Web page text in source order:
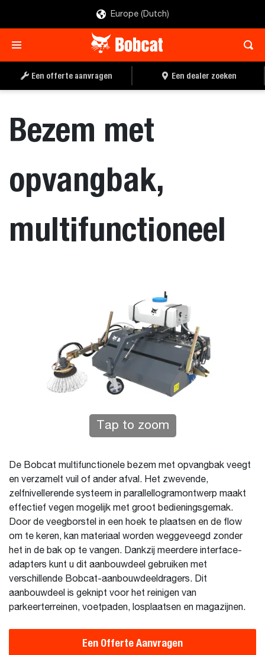
Europe (Dutch)
Een offerte aanvragen Een dealer zoeken
Bezem met
opvangbak,
multifunctioneel
Tap to zoom
De Bobcat multifunctionele bezem met opvangbak veegt
en verzamelt vuil of ander afval. Het zwevende,
zelfnivellerende systeem in parallellogramontwerp maakt
effectief vegen mogelijk met groot bedieningsgemak.
Door de veegborstel in een hoek te plaatsen en de flow
om te keren, kan materiaal worden weggeveegd zonder
het in de bak op te vangen. Dankzij meerdere interface-
adapters kunt u dit aanbouwdeel gebruiken met
verschillende Bobcat-aanbouwdeeldragers. Dit
aanbouwdeel is geknipt voor het reinigen van
parkeerterreinen, voetpaden, losplaatsen en magazijnen.
Een Offerte Aanvragen
EEN DEALER ZOEKEN